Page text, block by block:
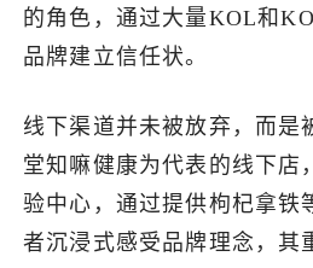
的角色，通过大量KOL和
品牌建立信任状。
线下渠道并未被放弃，而是
堂知嘛健康为代表的线下店
验中心，通过提供枸杞拿铁
者沉浸式感受品牌理念，其